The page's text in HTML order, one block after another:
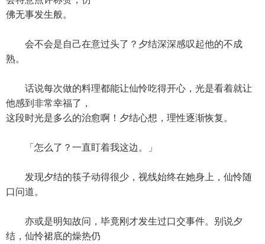
佛无事发生般。
会不会是自己在意过头了？夕结深深感叹起他的不成
熟。
话说每次做的料理都能让仙怜吃得开心，光是看着就让
他感到非常幸福了，
这段时光是多么的治愈啊！夕结心想，理性逐渐恢复。
「怎么了？一直盯着我这边。」
发现夕结的筷子动得很少，视线始终在她身上，仙怜随
口问道。
亦或是明知故问，毕竟刚才发生过口交事件。别说夕
结，仙怜裙底的燥热仍